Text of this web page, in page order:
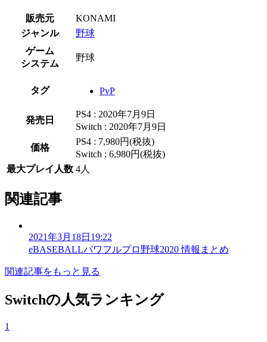
販売元
KONAMI
ジャンル
野球
ゲーム
システム
野球
タグ PvP
発売日
PS4 : 2020年7月9日
Switch : 2020年7月9日
価格
PS4 : 7,980円(税抜)
Switch : 6,980円(税抜)
最大プレイ人数 4人
関連記事
2021年3月18日19:22
eBASEBALLパワフルプロ野球2020 情報まとめ
関連記事をもっと見る
Switchの人気ランキング
1